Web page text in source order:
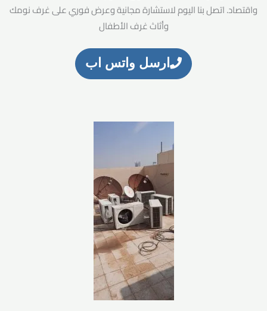
واقتصاد. اتصل بنا اليوم لاستشارة مجانية وعرض فوري على غرف نومك
وأثاث غرف الأطفال
ارسل واتس اب